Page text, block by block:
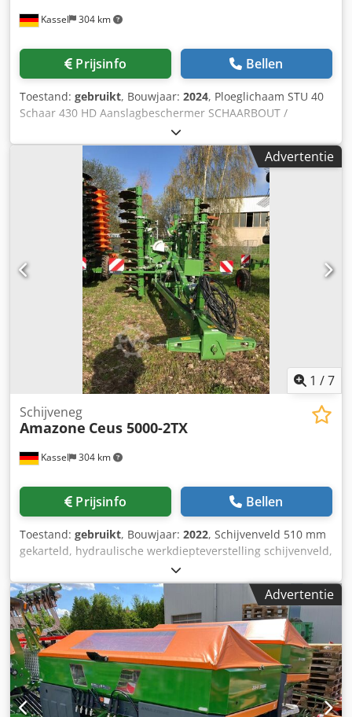
Kassel 304 km
Prijsinfo Bellen
Toestand: gebruikt, Bouwjaar: 2024, Ploeglichaam STU 40
Schaar 430 HD Aanslagbeschermer SCHAARBOUT /
Advertentie
1 /7
Kassel 304 km
Schijveneg
Amazone Ceus 5000-2TX
Prijsinfo Bellen
Toestand: gebruikt, Bouwjaar: 2022, Schijvenveld 510 mm
gekarteld, hydraulische werkdiepteverstelling schijvenveld,
hydraulische werkdiepteverstelling van de egalisatie-unit,
C-Mix-Ultra-tanden voor Ceus 50, hydraulische
werkdiepteverstelling tandenveld met hydraulische dissel,
HD SLIJTDEEL 80 mm (14/K1) Chsdotz Tplopfx Aptoa
Advertentie